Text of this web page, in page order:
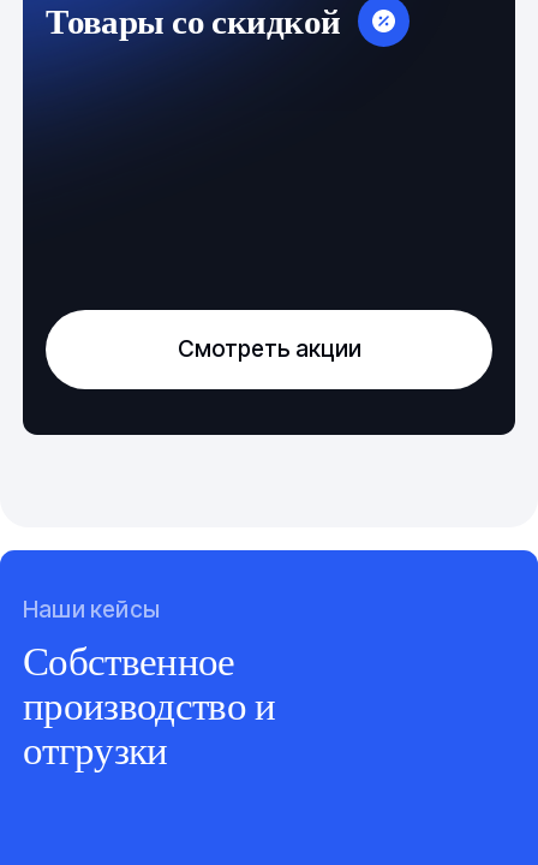
Товары со скидкой
Смотреть акции
Наши кейсы
Собственное
производство и
отгрузки